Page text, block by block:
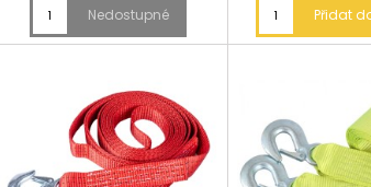
Nedostupné Přidat